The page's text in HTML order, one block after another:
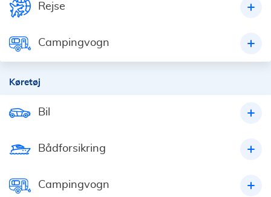
Rejse
Campingvogn
Køretøj
Bil
Bådforsikring
Campingvogn